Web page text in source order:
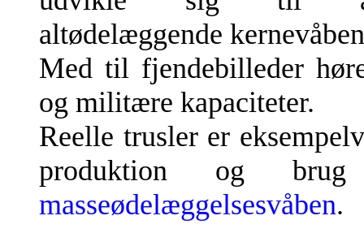
altødelæggende
Med til fjendebilleder
og militære kapaciteter.
Reelle trusler er
produktion og
masseødelæggelsesvåben.